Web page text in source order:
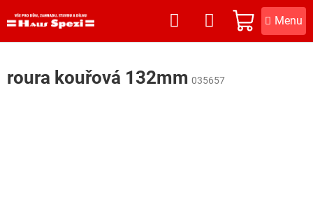
na
NÁKUPNÍ
KOŠÍK
roura kouřová 132mm 035657